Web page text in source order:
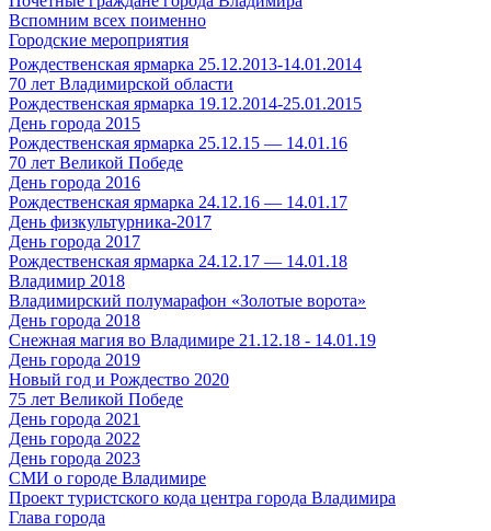
Вспомним всех поименно
Городские мероприятия
Рождественская ярмарка 25.12.2013-14.01.2014
70 лет Владимирской области
Рождественская ярмарка 19.12.2014-25.01.2015
День города 2015
Рождественская ярмарка 25.12.15 — 14.01.16
70 лет Великой Победе
День города 2016
Рождественская ярмарка 24.12.16 — 14.01.17
День физкультурника-2017
День города 2017
Рождественская ярмарка 24.12.17 — 14.01.18
Владимир 2018
Владимирский полумарафон «Золотые ворота»
День города 2018
Снежная магия во Владимире 21.12.18 - 14.01.19
День города 2019
Новый год и Рождество 2020
75 лет Великой Победе
День города 2021
День города 2022
День города 2023
СМИ о городе Владимире
Проект туристского кода центра города Владимира
Глава города